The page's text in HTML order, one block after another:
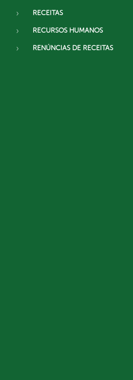
RECEITAS
RECURSOS HUMANOS
RENÚNCIAS DE RECEITAS